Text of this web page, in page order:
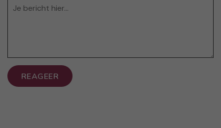
REAGEER